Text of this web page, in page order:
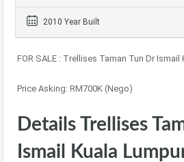
2010 Year Built
FOR SALE : Trellises Taman Tun Dr Ismail
Price Asking: RM700K (Nego)
Details Trellises
Ismail Kuala